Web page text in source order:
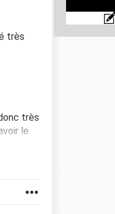
très
très
le